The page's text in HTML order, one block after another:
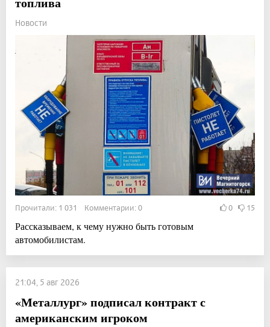
Новости
Прочитали: 1 031 Комментарии: 0 0 15
Рассказываем, к чему нужно быть готовым
автомобилистам.
21:04, 5 авг 2026
«Металлург» подписал контракт с
американским игроком